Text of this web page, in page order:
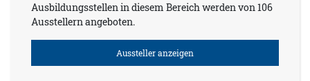
Ausbildungsstellen in diesem Bereich werden von 106
Ausstellern angeboten.
Aussteller anzeigen